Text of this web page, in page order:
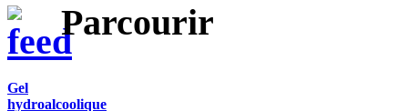
Parcourir
Gel
hydroalcoolique